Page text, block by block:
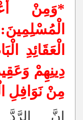
*وَمِنْ
الْعَقَائِدِ
دِينِهِمْ
مِنْ نَوَافِلِ
إِنَّ